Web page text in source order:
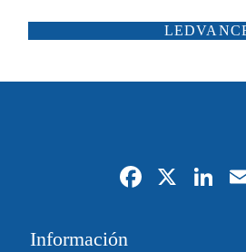
SALVI
ATPSALTOKI
ILUMINIA
Fa
X
Li
Información